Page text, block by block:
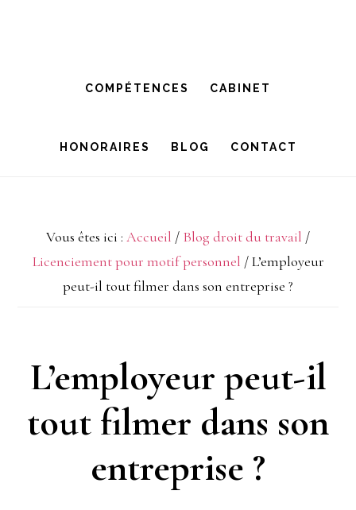
principale
COMPÉTENCES CABINET
HONORAIRES BLOG CONTACT
Vous êtes ici : Accueil / Blog droit du travail /
Licenciement pour motif personnel /L’employeur
peut-il tout filmer dans son entreprise ?
L’employeur peut-il
tout filmer dans son
entreprise ?